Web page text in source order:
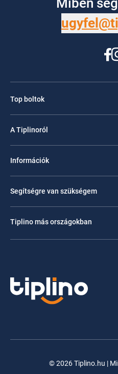
Miben
Top boltok
A Tiplinoról
Információk
Segítségre van szükségem
Tiplino más országokban
© 2026 Tiplino.hu |